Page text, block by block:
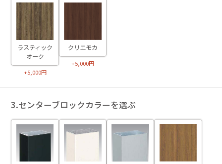
ラスティック
オーク
+5,000円
クリエモカ
+5,000円
3.センターブロックカラーを選ぶ